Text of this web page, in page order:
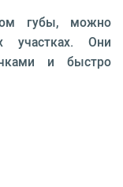
губы, можно
участках. Они
и быстро